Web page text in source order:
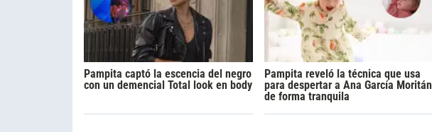
Pampita captó la escencia del negro
con un demencial Total look en body
Pampita reveló la técnica que usa
para despertar a Ana García Moritán
de forma tranquila